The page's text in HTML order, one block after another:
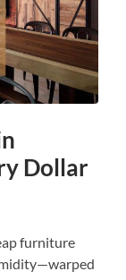
Dollar
furniture